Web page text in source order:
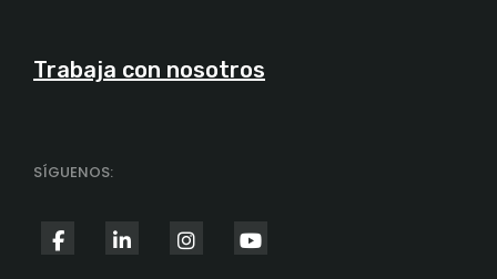
Trabaja con nosotros
SÍGUENOS:
fab
fab
fab
fab